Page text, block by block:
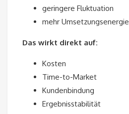
geringere Fluktuation
mehr Umsetzungsenergie
Das wirkt direkt auf:
Kosten
Time-to-Market
Kundenbindung
Ergebnisstabilität